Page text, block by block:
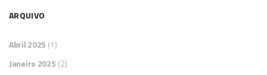
ARQUIVO
Abril 2025 (1)
Janeiro 2025 (2)